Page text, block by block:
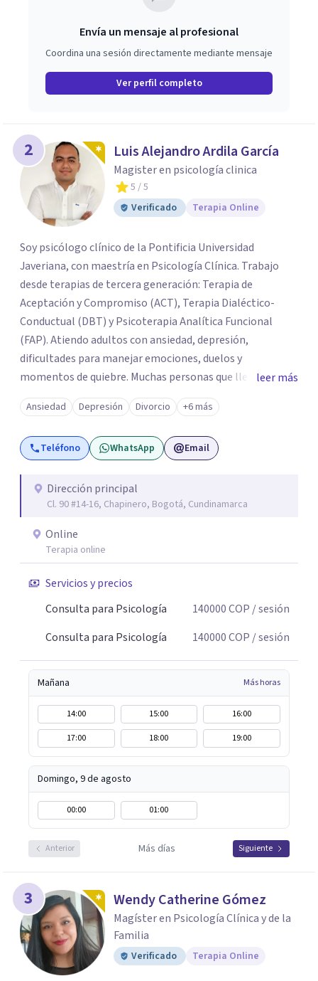
Envía un mensaje al profesional
Coordina una sesión directamente mediante mensaje
Ver perfil completo
2 Luis Alejandro Ardila García
Magister en psicología clinica
5 / 5
Verificado
Terapia Online
Soy psicólogo clínico de la Pontificia Universidad
Javeriana, con maestría en Psicología Clínica. Trabajo
desde terapias de tercera generación: Terapia de
Aceptación y Compromiso (ACT), Terapia Dialéctico-
Conductual (DBT) y Psicoterapia Analítica Funcional
(FAP). Atiendo adultos con ansiedad, depresión,
dificultades para manejar emociones, duelos y
momentos de quiebre. Muchas personas que llegan a
consulta no solo cargan con un síntoma: sienten que sus
propias reacciones emocionales les complican más la
vida. Desde ahí trabajamos. No busco eliminar el
malestar a la fuerza. Prefiero entender qué lo sostiene y
forma presencial y también online.
leer más
Ansiedad Depresión Divorcio +6 más
Teléfono WhatsApp Email
Dirección principal
Cl. 90 #14-16, Chapinero, Bogotá, Cundinamarca
Online
Terapia online
Servicios y precios
Consulta para Psicología
140000COP / sesión
Consulta para Psicología
140000COP / sesión
Mañana Más horas
14:00 15:00
16:00
17:00
18:00 19:00
Domingo, 9 de agosto
00:00 01:00
Anterior Más días Siguiente
3 Wendy Catherine Gómez
Magíster en Psicología Clínica y de la
Familia
Verificado Terapia Online